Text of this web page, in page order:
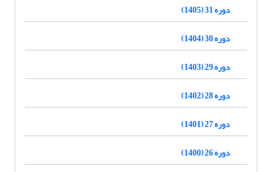
دوره 31 (1405)
دوره 30 (1404)
دوره 29 (1403)
دوره 28 (1402)
دوره 27 (1401)
دوره 26 (1400)